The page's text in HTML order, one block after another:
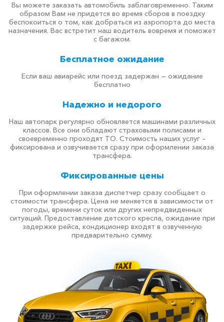
Вы можете заказать автомобиль заблаговременно. Таким
образом Вам не придется во время сборов в поездку
беспокоиться о том, как добраться из аэропорта до места
назначения. Вас встретит наш водитель вовремя и поможет
с багажом.
Бесплатное ожидание
Если ваш авиарейс или поезд задержан — ожидание
бесплатно
Надежно и недорого
Наш автопарк регулярно обновляется машинами различных
классов. Все они обладают страховыми полисами и
своевременно проходят ТО. Стоимость наших услуг –
фиксирована и озвучивается сразу при оформлении заказа
трансфера.
Фиксированные цены
При оформлении заказа диспетчер сразу сообщает о
стоимости трансфера. Цена не меняется в зависимости от
погоды, времени суток или других непредвиденных
ситуаций. Предоставление детского кресла, ожидание при
задержке рейса, кондиционер входят в озвученную
предварительно сумму.